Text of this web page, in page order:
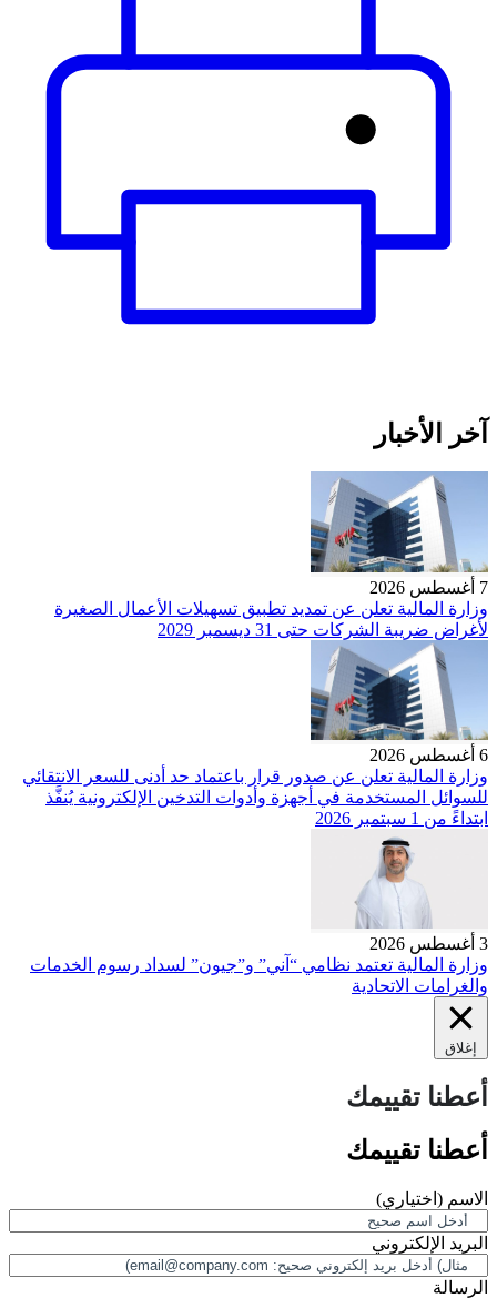
آخر الأخبار
7 أغسطس 2026
وزارة المالية تعلن عن تمديد تطبيق تسهيلات الأعمال الصغيرة
لأغراض ضريبة الشركات حتى 31 ديسمبر 2029
6 أغسطس 2026
وزارة المالية تعلن عن صدور قرار باعتماد حد أدنى للسعر الانتقائي
للسوائل المستخدمة في أجهزة وأدوات التدخين الإلكترونية يُنفَّذ
ابتداءً من 1 سبتمبر 2026
3 أغسطس 2026
وزارة المالية تعتمد نظامي “آني” و”جيون” لسداد رسوم الخدمات
والغرامات الاتحادية
إغلاق
أعطنا تقييمك
أعطنا تقييمك
الاسم (اختياري)
البريد الإلكتروني
الرسالة